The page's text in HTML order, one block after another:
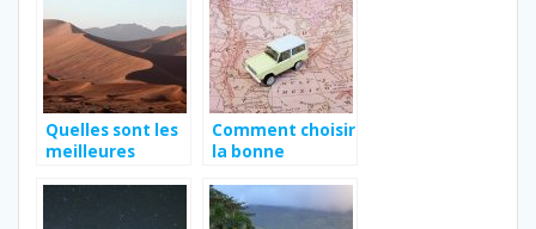
Quelles sont les
meilleures
Afrique ?
Comment choisir
la bonne
touristique pour
son voyage ?